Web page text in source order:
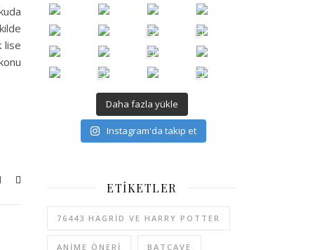
lise
Daha fazla yükle
Instagram'da takip et
ETIKETLER
76443 HAGRID VE HARRY POTTER
ANIME ÖNERI BATCAVE